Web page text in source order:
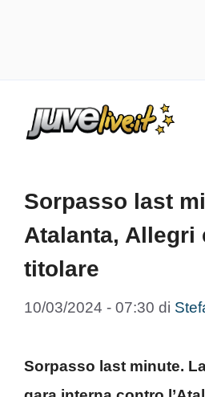
Sorpasso last
Atalanta, Allegri
titolare
10/03/2024 - 07:30 di
Sorpasso last minute.